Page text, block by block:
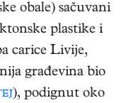
obale) sačuvani
plastike i
carice Livije,
građevina bio
), podignut oko